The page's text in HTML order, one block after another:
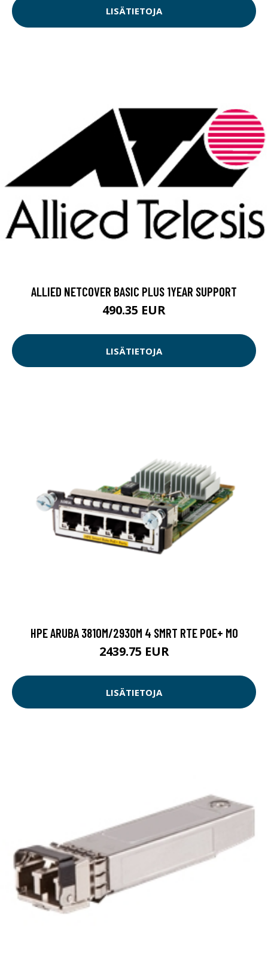
LISÄTIETOJA
ALLIED NETCOVER BASIC PLUS 1YEAR SUPPORT
490.35 EUR
LISÄTIETOJA
HPE ARUBA 3810M/2930M 4 SMRT RTE POE+ MO
2439.75 EUR
LISÄTIETOJA